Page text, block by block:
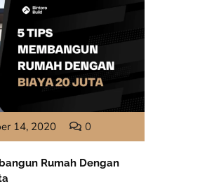
14, 2020 0
Rumah Dengan